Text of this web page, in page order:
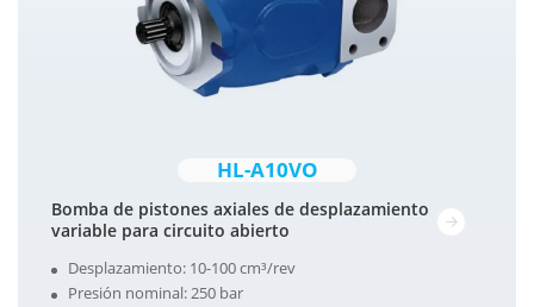
HL-A10VO
Bomba de pistones axiales de desplazamiento
variable para circuito abierto
Desplazamiento: 10-100 cm³/rev
Presión nominal: 250 bar